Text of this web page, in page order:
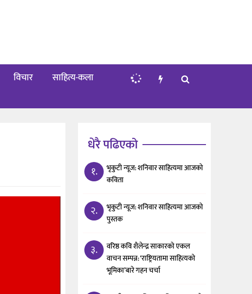
विचार साहित्य-कला
धेरै पढिएको
१.
भृकुटी न्यूज: शनिवार साहित्यमा आजको
कविता
२.
भृकुटी न्यूज: शनिवार साहित्यमा आजको
पुस्तक
३.
वरिष्ठ कवि शैलेन्द्र साकारको एकल
वाचन सम्पन्न: ‘राष्ट्रियतामा साहित्यको
भूमिका’बारे गहन चर्चा